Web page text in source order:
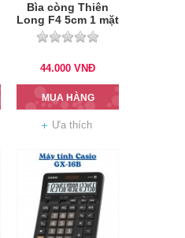
Bìa còng Thiên
Long F4 5cm 1 mặt
si
44.000 VNĐ
MUA HÀNG
Ưa thích